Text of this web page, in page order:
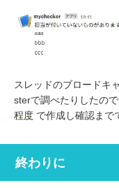
スレッドのブロードキ
sterで調べたりしたの
程度 で作成し確認まで
終わりに